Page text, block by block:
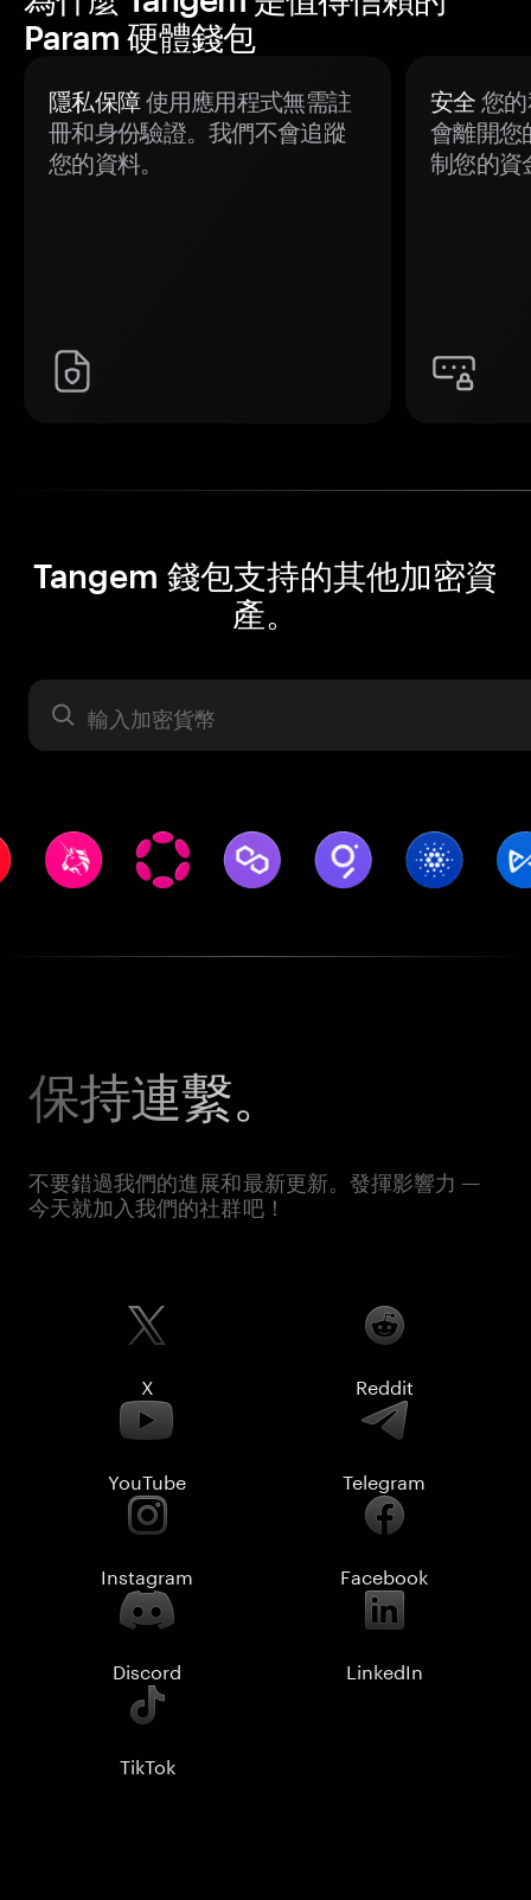
Param 硬體錢包
隱私保障使用應用程式無需註
冊和身份驗證。我們不會追蹤
您的資料。
安全 您
會離開您
制您的資
Tangem 錢包支持的其他加密資
產。
資產
保持連繫。
不要錯過我們的進展和最新更新。發揮影響力 —
今天就加入我們的社群吧！
X Reddit
YouTube Telegram
Instagram Facebook
Discord LinkedIn
TikTok